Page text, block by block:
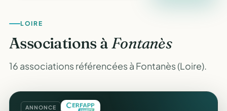
LOIRE
Associations àFontanès
16 associations référencées à Fontanès (Loire).
ANNONCE